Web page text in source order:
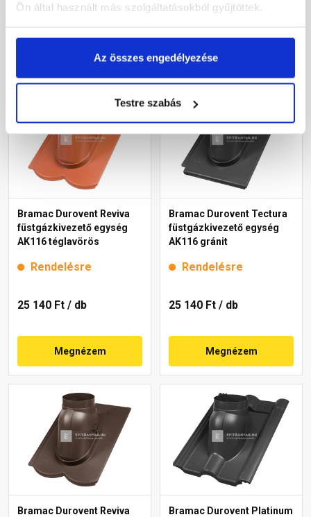
Ön által használt más szolgáltatásokból gyűjtöttek.
Az összes engedélyezése
Testre szabás
84 550 Ft/ db
Megnézem
25 140 Ft/ db
Megnézem
Bramac Durovent Reviva
füstgázkivezető egység
AK116 téglavörös
Rendelésre
25 140 Ft / db
Megnézem
Bramac Durovent Tectura
füstgázkivezető egység
AK116 gránit
Rendelésre
25 140 Ft / db
Megnézem
Bramac Durovent Reviva
Bramac Durovent Platinum